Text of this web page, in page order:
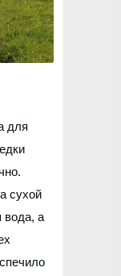
для
сухой
вода, а